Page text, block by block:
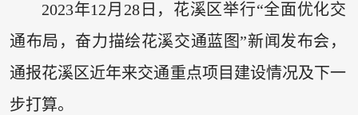
2023年12月28日，花溪区举行“全面优化交
通布局，奋力描绘花溪交通蓝图”新闻发布会，
通报花溪区近年来交通重点项目建设情况及下一
步打算。